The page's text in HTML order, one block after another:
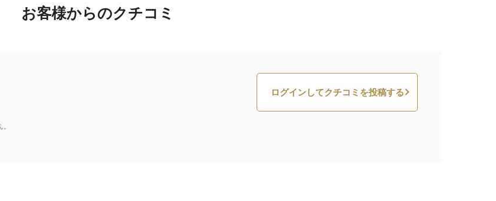
お客様からのクチコミ
ログインしてクチコミを投稿する